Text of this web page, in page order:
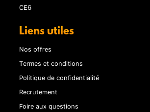
CE6
Liens utiles
Nos offres
Termes et conditions
Politique de confidentialité
Recrutement
Foire aux questions